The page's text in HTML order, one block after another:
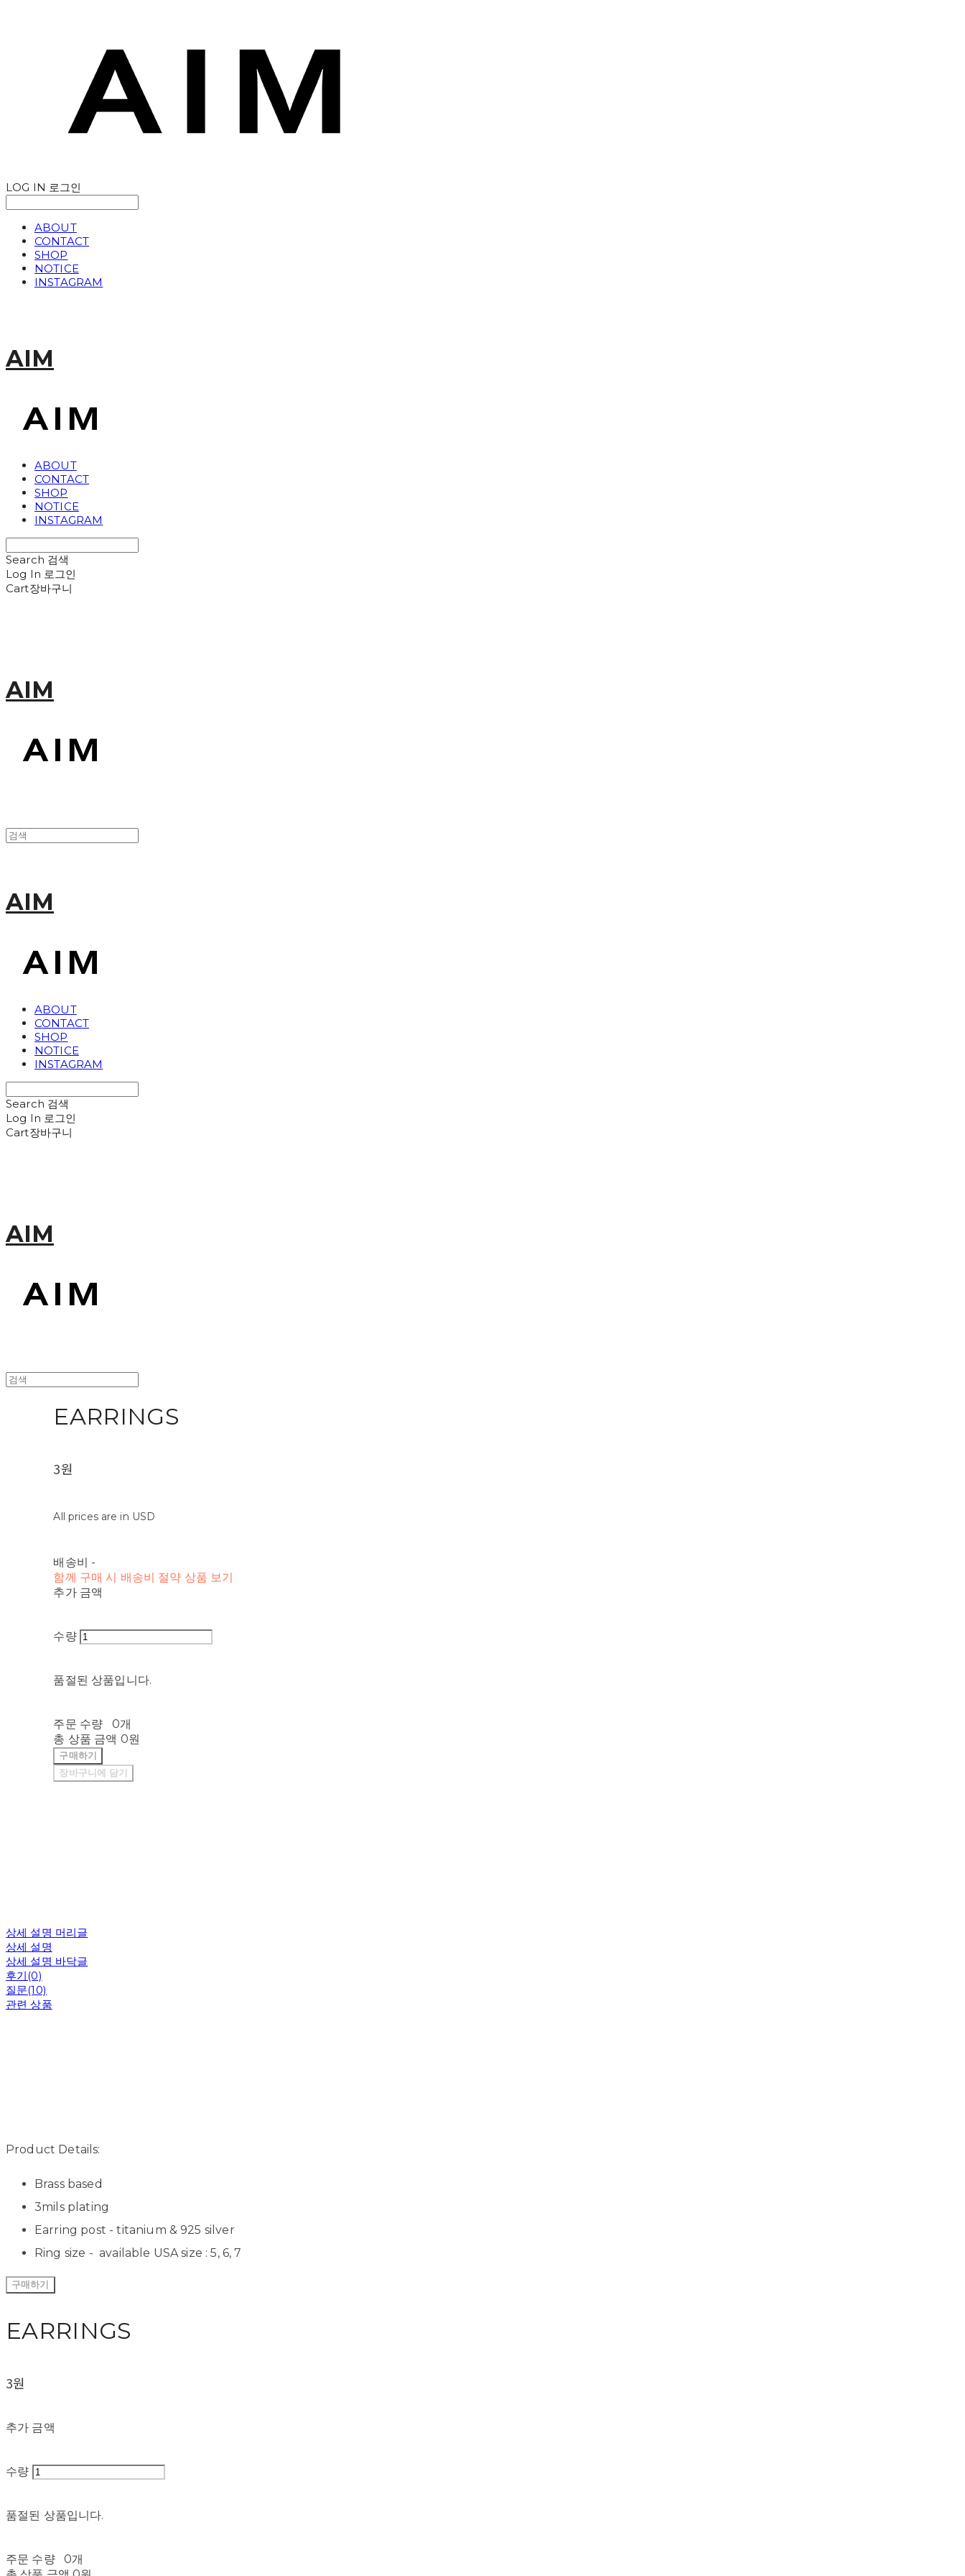
LOG IN 로그인
ABOUT
CONTACT
SHOP
NOTICE
INSTAGRAM
AIM
ABOUT
CONTACT
SHOP
NOTICE
INSTAGRAM
Search 검색
Log In 로그인
Cart장바구니
AIM
AIM
ABOUT
CONTACT
SHOP
NOTICE
INSTAGRAM
Search 검색
Log In 로그인
Cart장바구니
AIM
EARRINGS
3원
All prices are in USD
배송비 -
함께 구매 시 배송비 절약 상품 보기
추가 금액
수량
품절된 상품입니다.
주문 수량
0개
총 상품 금액 0원
구매하기
장바구니에 담기
상세 설명 머리글
상세 설명
상세 설명 바닥글
후기(0)
질문(10)
관련 상품
Product Details:
Brass based
3mils plating
Earring post - titanium & 925 silver
Ring size - available USA size : 5, 6, 7
구매하기
EARRINGS
3원
추가 금액
수량
품절된 상품입니다.
주문 수량
0개